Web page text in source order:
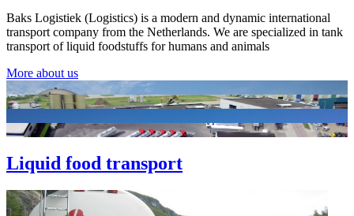
Baks Logistiek (Logistics) is a modern and dynamic international
transport company from the Netherlands. We are specialized in tank
transport of liquid foodstuffs for humans and animals
More about us
Liquid food transport